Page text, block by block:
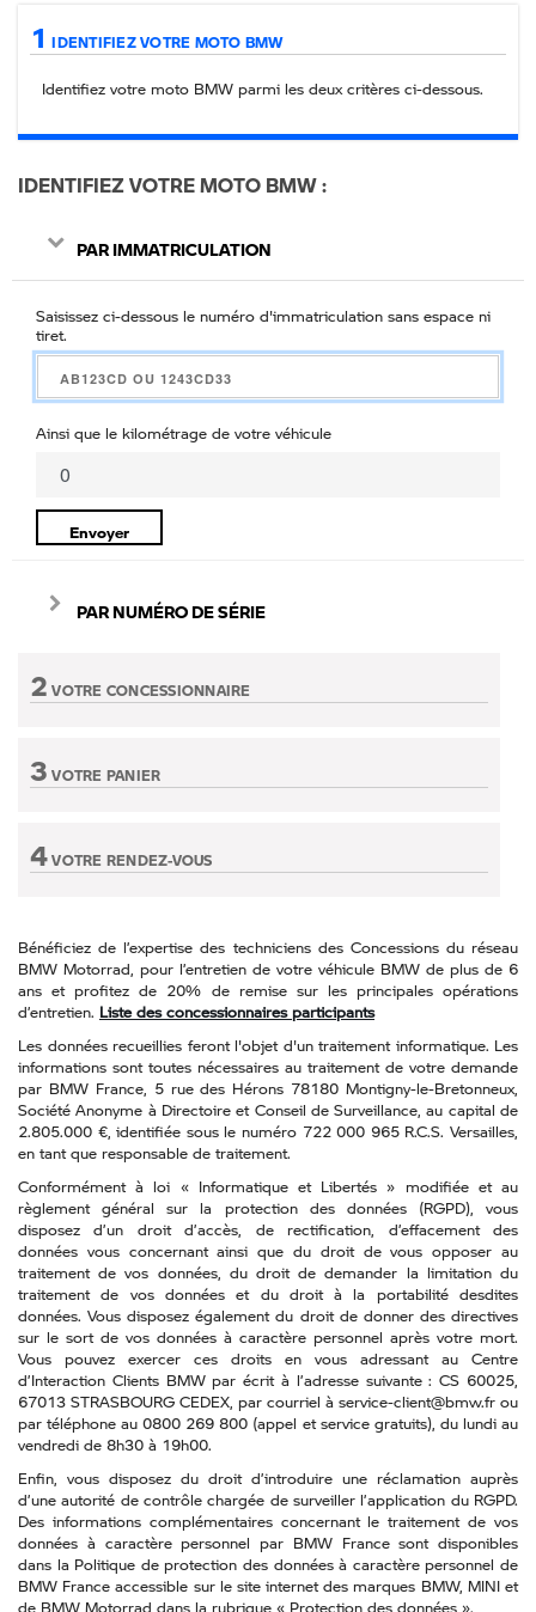
1 IDENTIFIEZ VOTRE MOTO BMW
Identifiez votre moto BMW parmi les deux critères ci-dessous.
IDENTIFIEZ VOTRE MOTO BMW
PAR IMMATRICULATION
Saisissez ci-dessous le numéro d'immatriculation sans espace ni
tiret.
Ainsi que le kilométrage de votre véhicule
Envoyer
PAR NUMÉRO DE SÉRIE
2VOTRE CONCESSIONNAIRE
3VOTRE PANIER
4VOTRE RENDEZ-VOUS
Bénéficiez de l’expertise des techniciens des Concessions du réseau
BMW Motorrad, pour l’entretien de votre véhicule BMW de plus de 6
ans et profitez de 20% de remise sur les principales opérations
d’entretien. Liste des concessionnaires participants
Les données recueillies feront l'objet d'un traitement informatique. Les
informations sont toutes nécessaires au traitement de votre demande
par BMW France, 5 rue des Hérons 78180 Montigny-le-Bretonneux,
Société Anonyme à Directoire et Conseil de Surveillance, au capital de
2.805.000 €, identifiée sous le numéro 722 000 965 R.C.S. Versailles,
en tant que responsable de traitement.
Conformément à loi « Informatique et Libertés » modifiée et au
règlement général sur la protection des données (RGPD), vous
disposez d’un droit d’accès, de rectification, d’effacement des
données vous concernant ainsi que du droit de vous opposer au
traitement de vos données, du droit de demander la limitation du
traitement de vos données et du droit à la portabilité desdites
données. Vous disposez également du droit de donner des directives
sur le sort de vos données à caractère personnel après votre mort.
Vous pouvez exercer ces droits en vous adressant au Centre
d’Interaction Clients BMW par écrit à l’adresse suivante : CS 60025,
67013 STRASBOURG CEDEX, par courriel à service-client@bmw.fr ou
par téléphone au 0800 269 800 (appel et service gratuits), du lundi au
vendredi de 8h30 à 19h00.
Enfin, vous disposez du droit d’introduire une réclamation auprès
d’une autorité de contrôle chargée de surveiller l’application du RGPD.
Des informations complémentaires concernant le traitement de vos
données à caractère personnel par BMW France sont disponibles
dans la Politique de protection des données à caractère personnel de
BMW France accessible sur le site internet des marques BMW, MINI et
de BMW Motorrad dans la rubrique « Protection des données ».